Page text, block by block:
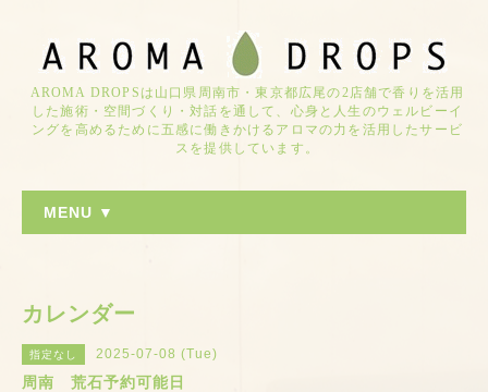
AROMA DROPSは山口県周南市・東京都広尾の2店舗で香りを活用
した施術・空間づくり・対話を通して、心身と人生のウェルビーイ
ングを高めるために五感に働きかけるアロマの力を活用したサービ
スを提供しています。
MENU ▼
カレンダー
指定なし 2025-07-08 (Tue)
周南 荒石予約可能日